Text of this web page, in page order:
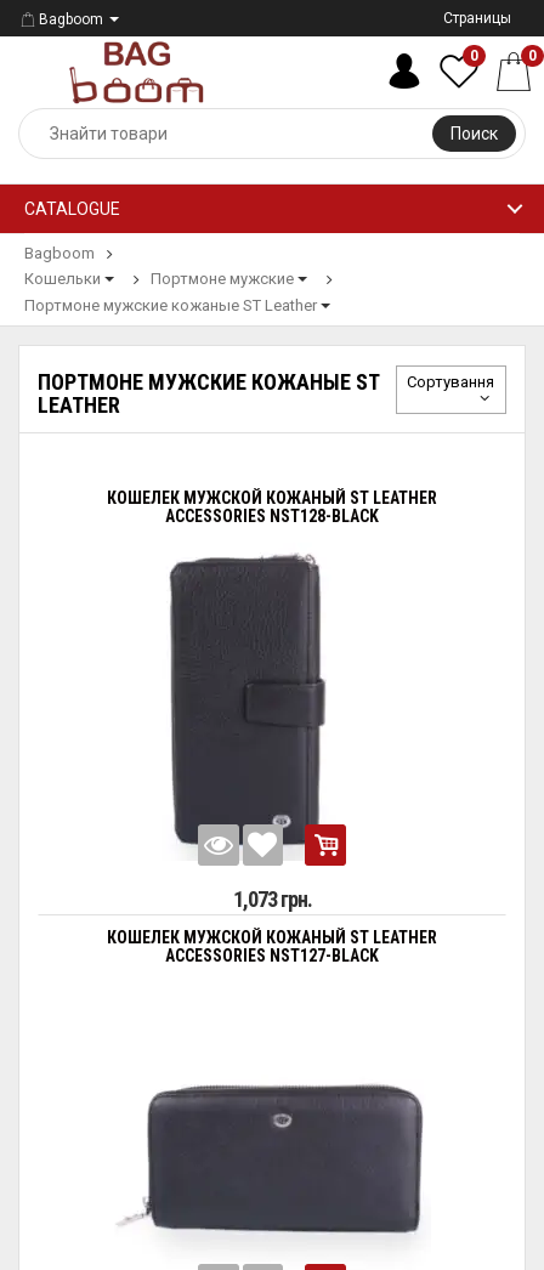
Bagboom Страницы
Поиск
0 0
CATALOGUE
Bagboom
Кошельки
Портмоне мужские
Портмоне мужские кожаные ST Leather
ПОРТМОНЕ МУЖСКИЕ КОЖАНЫЕ ST
LEATHER
Сортування
КОШЕЛЕК МУЖСКОЙ КОЖАНЫЙ ST LEATHER
ACCESSORIES NST128-BLACK
1,073 грн.
КОШЕЛЕК МУЖСКОЙ КОЖАНЫЙ ST LEATHER
ACCESSORIES NST127-BLACK